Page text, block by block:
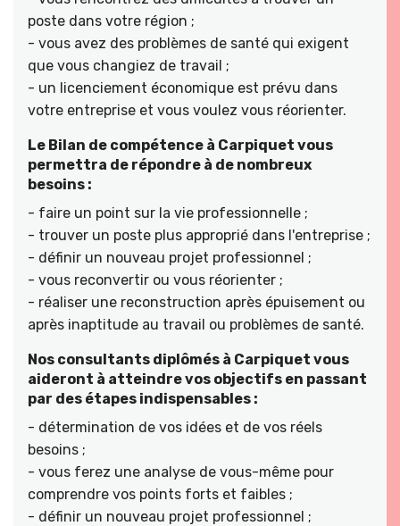
poste dans votre région ;
- vous avez des problèmes de santé qui exigent
que vous changiez de travail ;
- un licenciement économique est prévu dans
votre entreprise et vous voulez vous réorienter.
Le Bilan de compétence à Carpiquet vous
permettra de répondre à de nombreux
besoins :
- faire un point sur la vie professionnelle ;
- trouver un poste plus approprié dans l'entreprise ;
- définir un nouveau projet professionnel ;
- vous reconvertir ou vous réorienter ;
- réaliser une reconstruction après épuisement ou
après inaptitude au travail ou problèmes de santé.
Nos consultants diplômés à Carpiquet vous
aideront à atteindre vos objectifs en passant
par des étapes indispensables :
- détermination de vos idées et de vos réels
besoins ;
- vous ferez une analyse de vous-même pour
comprendre vos points forts et faibles ;
- définir un nouveau projet professionnel ;